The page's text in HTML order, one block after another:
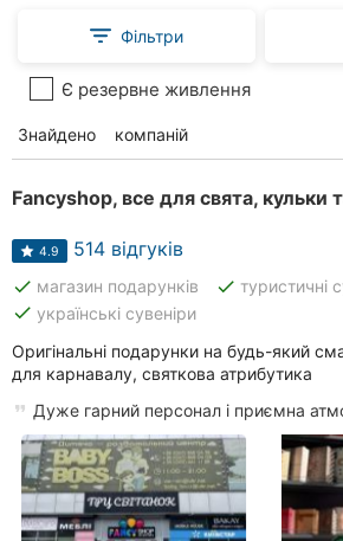
Фільтри
Є резервне живлення
Знайдено 81компаній
4.9 514 відгуків
done магазин подарунків done туристичні
done українські сувеніри
Оригінальні подарунки на будь-який
для карнавалу, святкова атрибутика
Дуже гарний персонал і приємна